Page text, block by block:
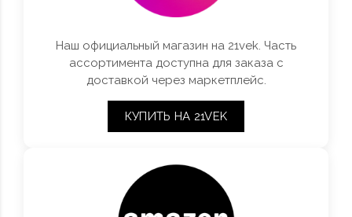
Наш официальный магазин на 21vek. Часть
ассортимента доступна для заказа с
доставкой через маркетплейс.
КУПИТЬ НА 21VEK